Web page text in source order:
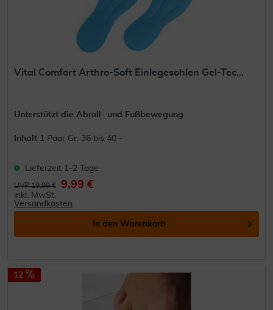
Vital Comfort Arthro-Soft Einlegesohlen Gel-Tec...
Unterstützt die Abroll- und Fußbewegung
Inhalt 1 Paar Gr. 36 bis 40 -
Lieferzeit 1-2 Tage
UVP 19,99 € 9,99 €
inkl. MwSt.
Versandkosten
In den Warenkorb
12